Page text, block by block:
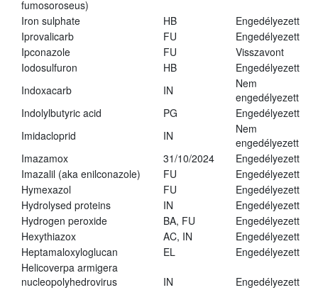
fumosoroseus)
Iron sulphate HB
Engedélyezett
Iprovalicarb
FU
Engedélyezett
Ipconazole
FU
Visszavont
Iodosulfuron
HB
Engedélyezett
Indoxacarb
IN
Nem
engedélyezett
Indolylbutyric acid
PG
Engedélyezett
Imidacloprid
IN
Nem
engedélyezett
Imazamox
31/10/2024
Engedélyezett
Imazalil (aka enilconazole)
FU
Engedélyezett
Hymexazol
FU
Engedélyezett
Hydrolysed proteins
IN
Engedélyezett
Hydrogen peroxide
BA, FU
Engedélyezett
Hexythiazox
AC, IN
Engedélyezett
Heptamaloxyloglucan
EL
Engedélyezett
Helicoverpa armigera
nucleopolyhedrovirus
IN Engedélyezett